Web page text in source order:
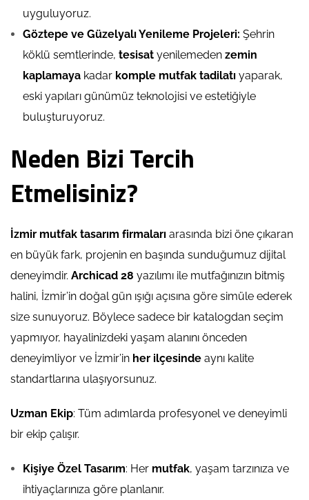
uyguluyoruz.
Göztepe ve Güzelyalı Yenileme Projeleri: Şehrin
köklü semtlerinde, tesisat yenilemeden zemin
kaplamaya kadar komple mutfak tadilatı yaparak,
eski yapıları günümüz teknolojisi ve estetiğiyle
buluşturuyoruz.
Neden Bizi Tercih
Etmelisiniz?
İzmir mutfak tasarım firmaları arasında bizi öne çıkaran
en büyük fark, projenin en başında sunduğumuz dijital
deneyimdir. Archicad 28 yazılımı ile mutfağınızın bitmiş
halini, İzmir’in doğal gün ışığı açısına göre simüle ederek
size sunuyoruz. Böylece sadece bir katalogdan seçim
yapmıyor, hayalinizdeki yaşam alanını önceden
deneyimliyor ve İzmir’in her ilçesinde aynı kalite
standartlarına ulaşıyorsunuz.
Uzman Ekip: Tüm adımlarda profesyonel ve deneyimli
bir ekip çalışır.
Kişiye Özel Tasarım: Her mutfak, yaşam tarzınıza ve
ihtiyaçlarınıza göre planlanır.